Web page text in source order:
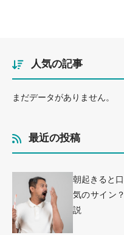
人気の記事
まだデータがありません。
最近の投稿
朝起きると
気のサイン
説